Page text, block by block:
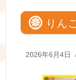
りん
Posted
2026年6月4日